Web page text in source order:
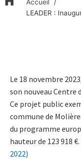
Accueil
LEADER :
Le 18 novembre
son nouveau Centre
Ce projet public
commune de
du programme
hauteur de 123 918 €.
2022)